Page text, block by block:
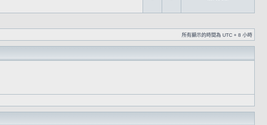
所有顯示的時間為 UTC + 8 小時